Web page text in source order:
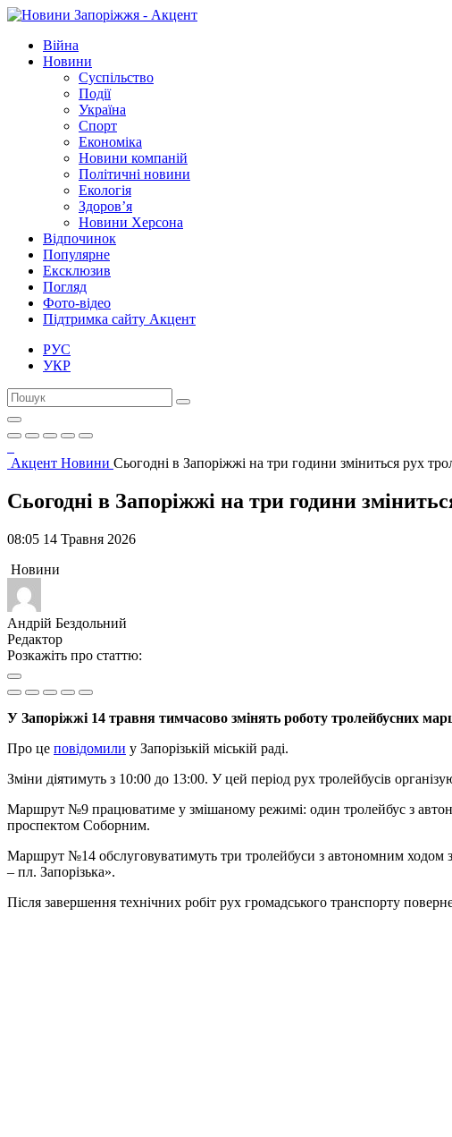
Війна
Новини
Суспільство
Події
Україна
Спорт
Економіка
Новини компаній
Політичні новини
Екологія
Здоров’я
Новини Херсона
Відпочинок
Популярне
Ексклюзив
Погляд
Фото-відео
Підтримка сайту Акцент
РУС
УКР
Акцент Новини Сьогодні в Запоріжжі на три години зміниться рух
Сьогодні в Запоріжжі на три години
08:05 14 Травня 2026
Новини
Андрій Бездольний
Редактор
Розкажіть про статтю:
У Запоріжжі 14 травня тимчасово змінять роботу тролейбусних
Про це повідомили у Запорізькій міській раді.
Зміни діятимуть з 10:00 до 13:00. У цей період рух тролейбусів
Маршрут №9 працюватиме у змішаному режимі: один тролейбус з
проспектом Соборним.
Маршрут №14 обслуговуватимуть три тролейбуси з автономним ходом
– пл. Запорізька».
Після завершення технічних робіт рух громадського транспорту